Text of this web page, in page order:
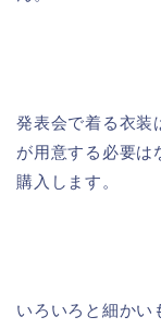
発表会で着る衣装
が用意する必要は
購入します。
いろいろと細かい